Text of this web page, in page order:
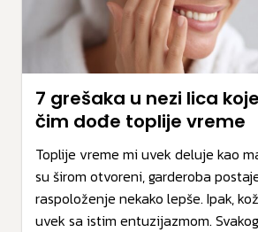
7 grešaka u nezi lica
čim dođe toplije vreme
Toplije vreme mi uvek deluje kao
su širom otvoreni, garderoba
raspoloženje nekako lepše. Ipak,
uvek sa istim entuzijazmom.